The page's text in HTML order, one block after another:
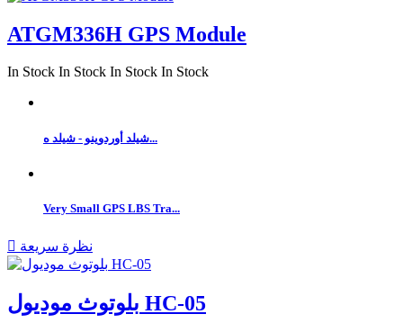
ATGM336H GPS Module
In Stock In Stock In Stock In Stock
شيلد أوردوينو - شيلد ه...
Very Small GPS LBS Tra...
 نظرة سريعة
بلوتوث موديول HC-05